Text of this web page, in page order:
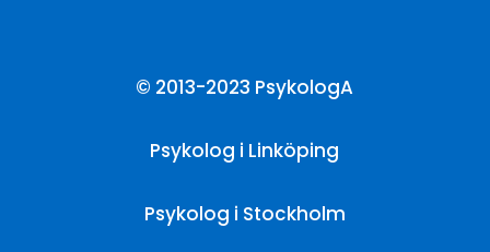
© 2013-2023 PsykologA
Psykolog i Linköping
Psykolog i Stockholm